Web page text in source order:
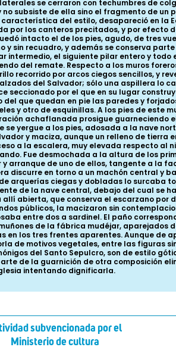
subvencionada por el
Ministerio de cultura